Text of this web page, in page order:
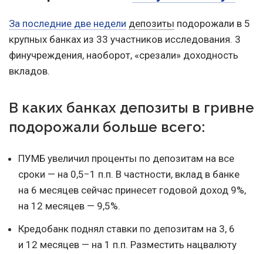
За последние две недели депозиты подорожали в 5
крупных банках из 33 участников исследования. 3
финучреждения, наоборот, «срезали» доходность
вкладов.
В каких банках депозиты в гривне
подорожали больше всего:
ПУМБ увеличил проценты по депозитам на все
сроки — на 0,5−1 п.п. В частности, вклад в банке
на 6 месяцев сейчас принесет годовой доход 9%,
на 12 месяцев — 9,5%.
Кредобанк поднял ставки по депозитам на 3, 6
и 12 месяцев — на 1 п.п. Разместить нацвалюту